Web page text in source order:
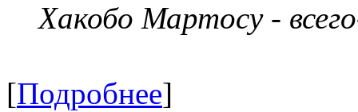
Хакобо Мартосу -
[Подробнее]